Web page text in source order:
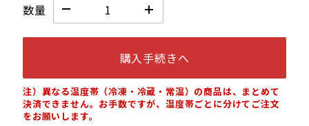
数量
購入手続きへ
注）異なる温度帯（冷凍・冷蔵・常温）の商品は、まとめて
決済できません。お手数ですが、温度帯ごとに分けてご注文
をお願いします。